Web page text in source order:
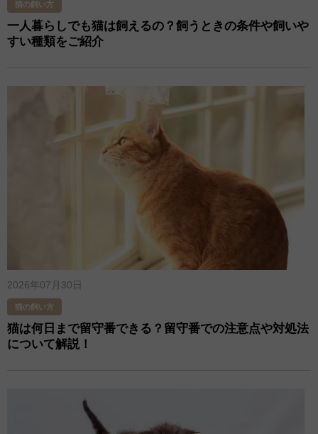
猫の飼い方
一人暮らしでも猫は飼えるの？飼うときの条件や飼いや
すい種類をご紹介
2026年07月30日
猫の飼い方
猫は何日まで留守番できる？留守番での注意点や対処法
について解説！